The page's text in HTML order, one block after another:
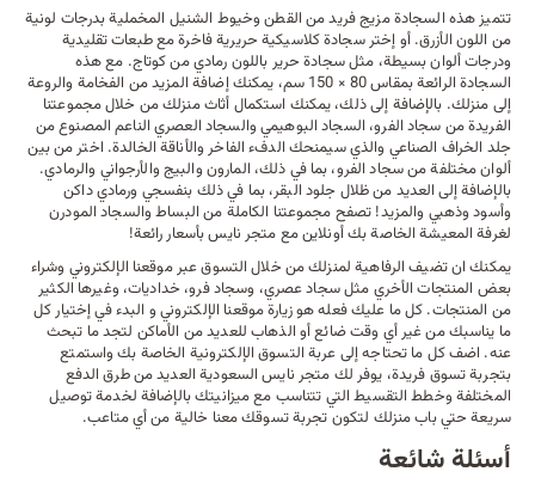
تتميز هذه السجادة مزيج فريد من القطن وخيوط الشنيل المخملية بدرجات لونية
من اللون الأزرق. أو إختر سجادة كلاسيكية حريرية فاخرة مع طبعات تقليدية
ودرجات ألوان بسيطة، مثلسجادة حرير باللون رمادي من كوتاج. مع هذه
السجادة الرائعة بمقاس 80 × 150 سم، يمكنك إضافة المزيد من الفخامة والروعة
إلى منزلك. بالإضافة إلى ذلك، يمكنك استكمالأثاث منزلكمن خلال مجموعتنا
الفريدة من سجاد الفرو، السجاد البوهيمي والسجاد العصري الناعم المصنوع من
جلد الخراف الصناعي والذي سيمنحك الدفء الفاخر والأناقة الخالدة. اختر من بين
ألوان مختلفة من سجاد الفرو، بما في ذلك، المارون والبيج والأرجواني والرمادي.
بالإضافة إلى العديد من ظلال جلود البقر، بما في ذلك بنفسجي ورمادي داكن
وأسود وذهبي والمزيد! تصفح مجموعتنا الكاملة من البساط والسجاد المودرن
لغرفة المعيشة الخاصة بك أونلاين معمتجر نايسبأسعار رائعة!
يمكنك ان تضيف الرفاهية لمنزلك من خلال التسوق عبر موقعنا الإلكتروني وشراء
بعض المنتجات الأخري مثل سجاد عصري، وسجاد فرو، خداديات، وغيرها الكثير
من المنتجات. كل ما عليك فعله هو زيارة موقعنا الإلكتروني و البدء في إختيار كل
ما يناسبك من غير أي وقت ضائع أو الذهاب للعديد من الأماكن لتجد ما تبحث
عنه. اضف كل ما تحتاجه إلى عربة التسوق الإلكترونية الخاصة بك واستمتع
بتجربة تسوق فريدة، يوفر لك متجر نايس السعودية العديد من طرق الدفع
المختلفة وخطط التقسيط التي تتناسب مع ميزانيتك بالإضافة لخدمة توصيل
سريعة حتي باب منزلك لتكون تجربة تسوقك معنا خالية من أي متاعب.
أسئلة شائعة